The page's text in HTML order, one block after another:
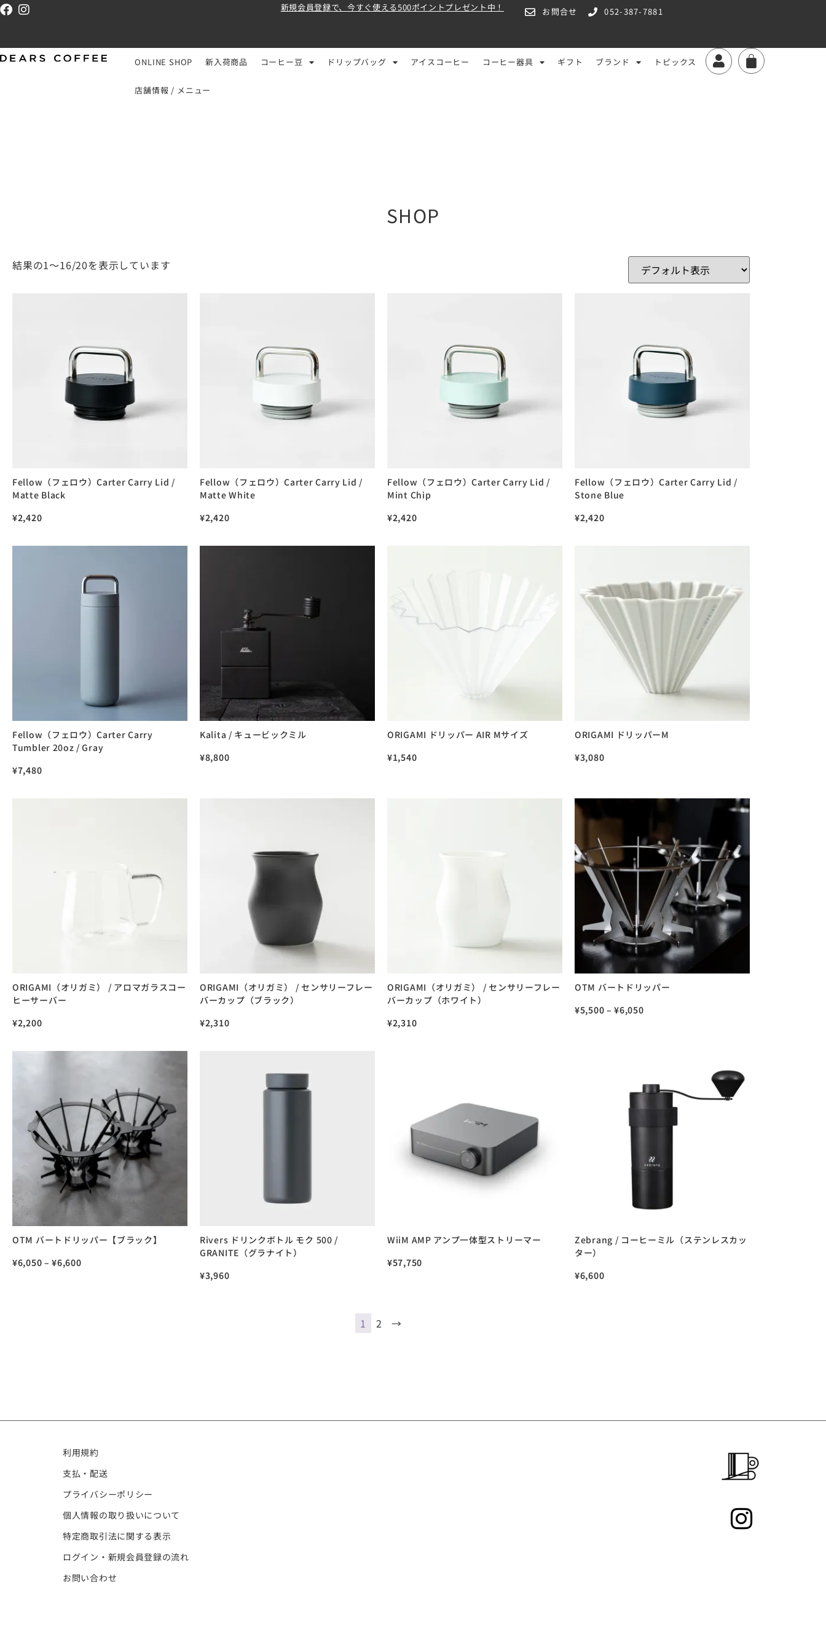
新規会員登録で、今すぐ使える500ポイントプレゼント中！ お問合せ 052-387-7881
ONLINE SHOP 新入荷商品 コーヒー豆 ドリップバッグ アイスコーヒー コーヒー器具 ギフト ブランド トピックス
店舗情報 / メニュー
SHOP
結果の1～16/20を表示しています
Fellow（フェロウ）Carter Carry Lid /
Matte Black
¥2,420
Fellow（フェロウ）Carter Carry Lid /
Matte White
¥2,420
Fellow（フェロウ）Carter Carry Lid /
Mint Chip
¥2,420
Fellow（フェロウ）Carter Carry Lid /
Stone Blue
¥2,420
Fellow（フェロウ）Carter Carry
Tumbler 20oz / Gray
¥7,480
Kalita / キュービックミル
¥8,800
ORIGAMI ドリッパー AIR Mサイズ
¥1,540
ORIGAMI ドリッパーM
¥3,080
ORIGAMI（オリガミ） / アロマガラスコー
ヒーサーバー
¥2,200
ORIGAMI（オリガミ） / センサリーフレー
バーカップ（ブラック）
¥2,310
ORIGAMI（オリガミ） / センサリーフレー
バーカップ（ホワイト）
¥2,310
OTM バートドリッパー
¥5,500 –¥6,050
OTM バートドリッパー【ブラック】
¥6,050 –¥6,600
Rivers ドリンクボトル モク 500 /
GRANITE（グラナイト）
¥3,960
WiiM AMP アンプ一体型ストリーマー
¥57,750
Zebrang / コーヒーミル（ステンレスカッ
ター）
¥6,600
1 2 →
利用規約
支払・配送
プライバシーポリシー
個人情報の取り扱いについて
特定商取引法に関する表示
ログイン・新規会員登録の流れ
お問い合わせ